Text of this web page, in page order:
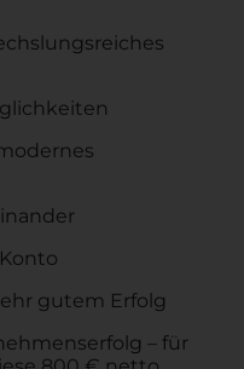
gutem Erfolg
– für